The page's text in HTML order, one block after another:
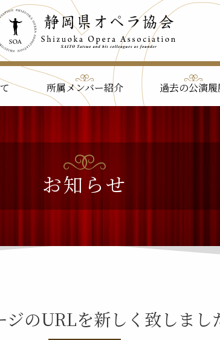
所属メンバー紹介 過去の公演
お知らせ
ジのURLを新しく致しまし